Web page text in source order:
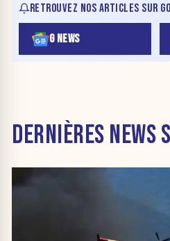
RETROUVEZ NOS ARTICLES SUR
G NEWS
DERNIÈRES NEWS